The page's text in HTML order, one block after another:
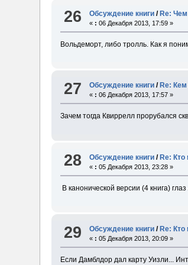
26 Обсуждение книги /Re: Чем
« : 06 Декабря 2013, 17:59 »
Вольдеморт, либо тролль. Как я
27 Обсуждение книги / Re:
« : 06 Декабря 2013, 17:57 »
Зачем тогда Квиррелл прорубался
28 Обсуждение книги /Re: Кто
« : 05 Декабря 2013, 23:28 »
В канонической версии (4 книга)
29 Обсуждение книги / Re:
« : 05 Декабря 2013, 20:09 »
Если Дамблдор дал карту Уизли...